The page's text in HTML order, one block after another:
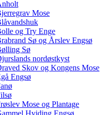
Mose
og Try Enge
Sø og Årslev Engsø
Sø
nordøstkyst
Skov og Kongens Mose
Engsø
Mose og Plantage
Hviding Engsø